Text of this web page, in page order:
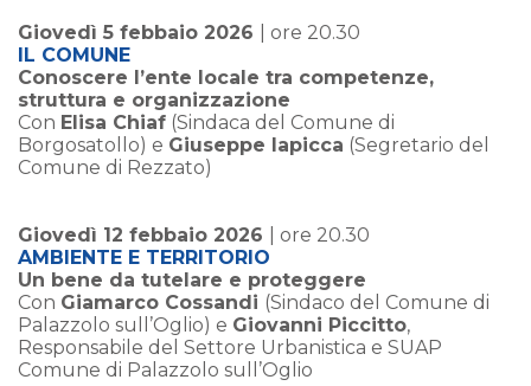
Giovedì 5 febbaio 2026
| ore 20.30
IL COMUNE
Conoscere l’ente locale tra competenze,
struttura e organizzazione
Con Elisa Chiaf (Sindaca del Comune di
Borgosatollo) e Giuseppe Iapicca (Segretario del
Comune di Rezzato)
Giovedì 12 febbaio 2026
| ore 20.30
AMBIENTE E TERRITORIO
Un bene da tutelare e proteggere
Con Giamarco Cossandi (Sindaco del Comune di
Palazzolo sull’Oglio) e Giovanni Piccitto,
Responsabile del Settore Urbanistica e SUAP
Comune di Palazzolo sull’Oglio